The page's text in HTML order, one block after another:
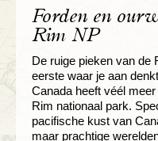
Forden en
Rim NP
De ruige pieken van de
eerste waar je aan
Canada heeft véél
Rim nationaal park.
pacifische kust van
maar prachtige